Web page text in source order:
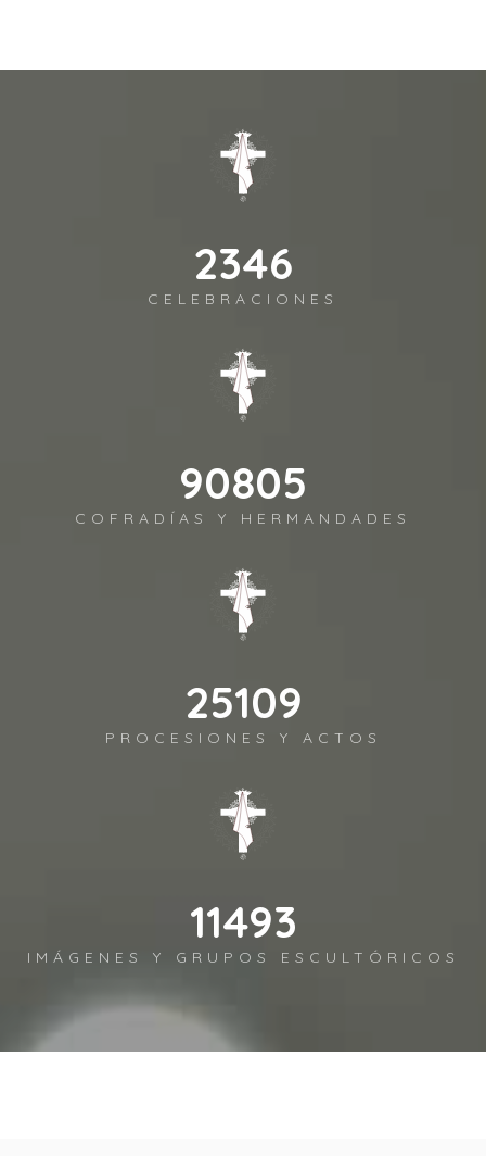
2590
CELEBRACIONES
100264
COFRADÍAS Y HERMANDADES
27725
PROCESIONES Y ACTOS
12690
IMÁGENES Y GRUPOS ESCULTÓRICOS